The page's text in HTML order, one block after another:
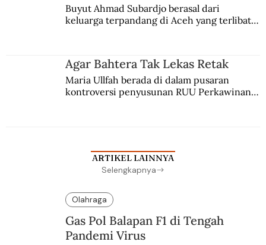
Buyut Ahmad Subardjo berasal dari
keluarga terpandang di Aceh yang terlibat
Agar Bahtera Tak Lekas Retak
Maria Ullfah berada di dalam pusaran
kontroversi penyusunan RUU Perkawinan.
ARTIKEL LAINNYA
Selengkapnya
Olahraga
Gas Pol Balapan F1 di Tengah
Pandemi Virus